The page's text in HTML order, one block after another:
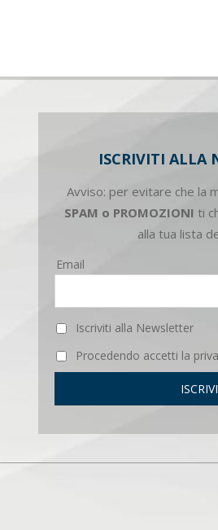
ISCRIVITI ALLA
Avviso: per evitare che la
SPAM o PROMOZIONI ti
alla tua lista
Email
Iscriviti alla Newsletter
Procedendo accetti la